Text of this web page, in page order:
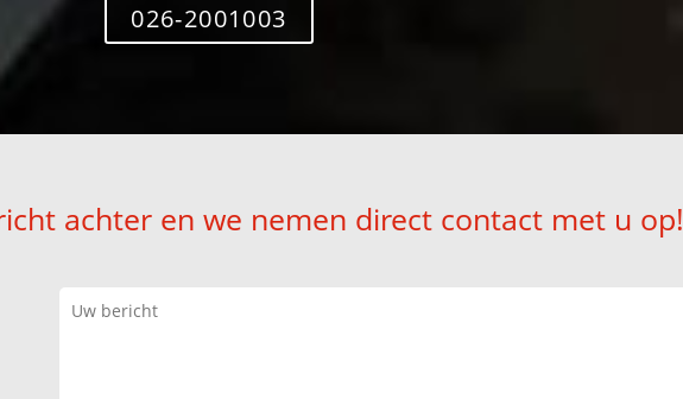
026-2001003
achter en we nemen direct contact met u op!